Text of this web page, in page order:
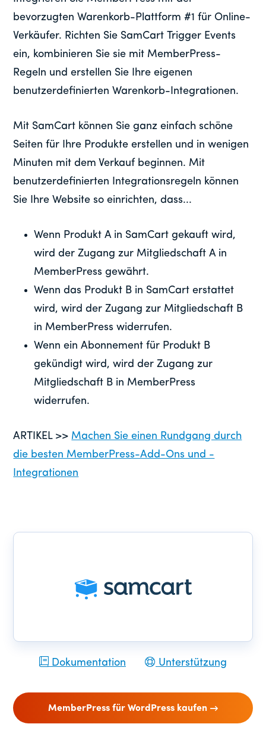
bevorzugten Warenkorb-Plattform #1 für Online-
Verkäufer. Richten Sie SamCart Trigger Events
ein, kombinieren Sie sie mit MemberPress-
Regeln und erstellen Sie Ihre eigenen
benutzerdefinierten Warenkorb-Integrationen.
Mit SamCart können Sie ganz einfach schöne
Seiten für Ihre Produkte erstellen und in wenigen
Minuten mit dem Verkauf beginnen. Mit
benutzerdefinierten Integrationsregeln können
Sie Ihre Website so einrichten, dass...
Wenn Produkt A in SamCart gekauft wird,
wird der Zugang zur Mitgliedschaft A in
MemberPress gewährt.
Wenn das Produkt B in SamCart erstattet
wird, wird der Zugang zur Mitgliedschaft B
in MemberPress widerrufen.
Wenn ein Abonnement für Produkt B
gekündigt wird, wird der Zugang zur
Mitgliedschaft B in MemberPress
widerrufen.
ARTIKEL >> Machen Sie einen Rundgang durch
die besten MemberPress-Add-Ons und -
Integrationen
Dokumentation Unterstützung
MemberPress für WordPress kaufen